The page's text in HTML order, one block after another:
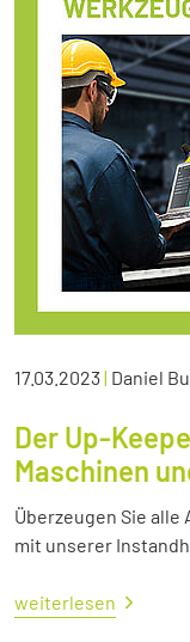
17.03.2023| Daniel
Der Up-
Maschinen
Überzeugen Sie
mit unserer
weiterlesen